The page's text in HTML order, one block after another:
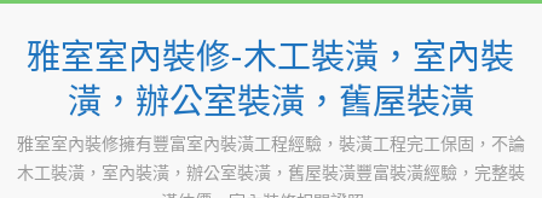
content
雅室室內裝修-木工裝潢，室內裝
潢，辦公室裝潢，舊屋裝潢
雅室室內裝修擁有豐富室內裝潢工程經驗，裝潢工程完工保固，不論
木工裝潢，室內裝潢，辦公室裝潢，舊屋裝潢豐富裝潢經驗，完整裝